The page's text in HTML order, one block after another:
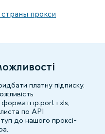
прокси
платну підписку.
ip:port і xls,
по API
до нашого проксі-